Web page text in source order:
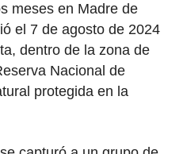
meses en Madre de
el 7 de agosto de 2024
dentro de la zona de
Nacional de
protegida en la